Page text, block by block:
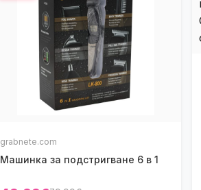
grabnete.com
Машинка за подстригване 6 в 1